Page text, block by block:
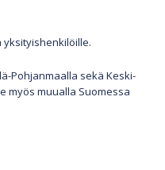
yksityishenkilöille.
Pohjanmaalla sekä Keski-
myös muualla Suomessa